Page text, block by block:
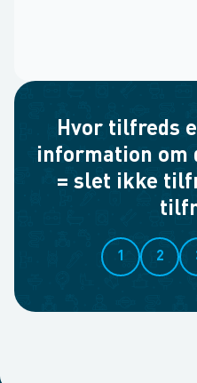
Hvor tilfreds
information om
= slet ikke
1 2